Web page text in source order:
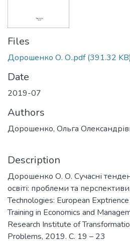
Files
Дорошенко О. О..pdf(391.32 KB)
Date
2019-07
Authors
Дорошенко, Ольга
Description
Дорошенко О. О. Сучасні
освіті: проблеми та
Technologies: European
Training in Economics and
Research Institute of
Problems, 2019. С. 19 – 23